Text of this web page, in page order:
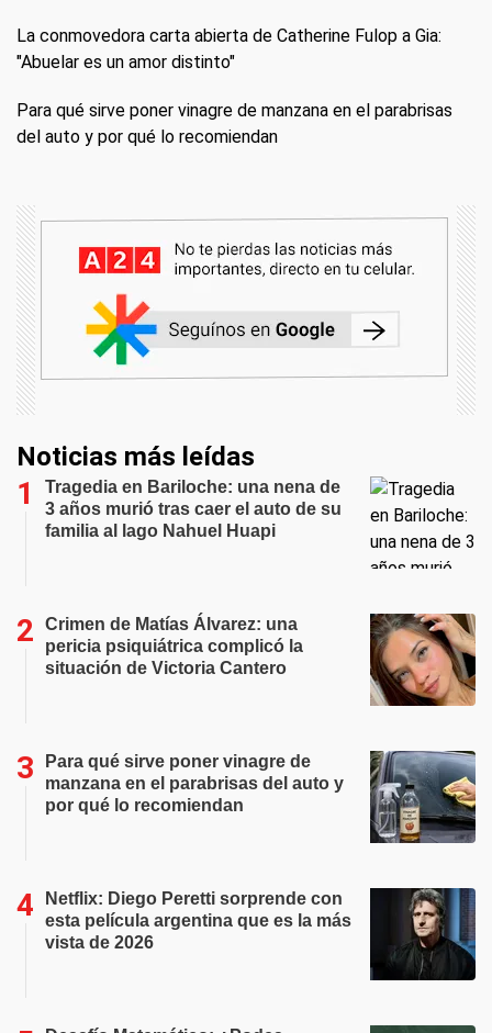
La conmovedora carta abierta de Catherine Fulop a Gia:
"Abuelar es un amor distinto"
Para qué sirve poner vinagre de manzana en el parabrisas
del auto y por qué lo recomiendan
Noticias más leídas
Tragedia en Bariloche: una nena de
3 años murió tras caer el auto de su
familia al lago Nahuel Huapi
Crimen de Matías Álvarez: una
pericia psiquiátrica complicó la
situación de Victoria Cantero
Para qué sirve poner vinagre de
manzana en el parabrisas del auto y
por qué lo recomiendan
Netflix: Diego Peretti sorprende con
esta película argentina que es la más
vista de 2026